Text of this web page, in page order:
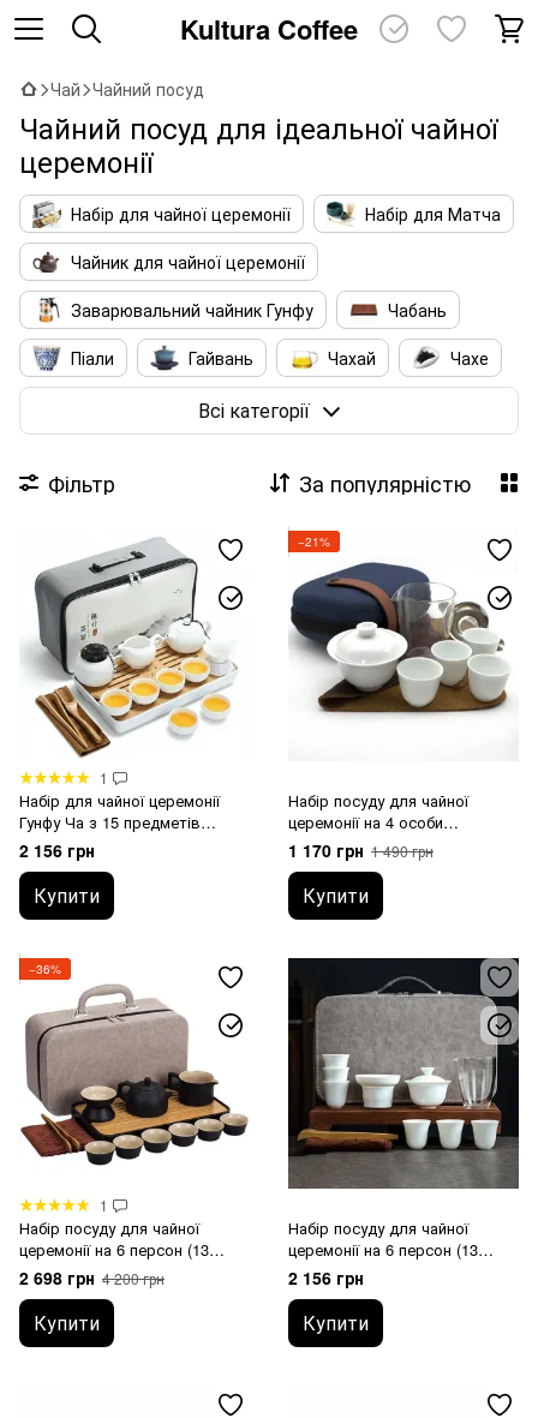
Kultura Coffee
Чай Чайний посуд
Чайний посуд для ідеальної чайної
церемонії
Набір для чайної церемонії
Набір для Матча
Чайник для чайної церемонії
Заварювальний чайник Гунфу
Чабань
Піали
Гайвань Чахай
Чахе
Аксесуари для чаю
Сумки для Посуду
Всі категорії
Фільтр За популярністю
1
Набір для чайної церемонії
Гунфу Ча з 15 предметів
(дорожній)
2 156 грн
Купити
−21%
Набір посуду для чайної
церемонії на 4 особи
(дорожній)
1 170 грн 1 490 грн
Купити
−36%
1
Набір посуду для чайної
церемонії на 6 персон (13
предметів, чорна кераміка)
2 698 грн 4 200 грн
Купити
Набір посуду для чайної
церемонії на 6 персон (13
предметів, білий)
2 156 грн
Купити